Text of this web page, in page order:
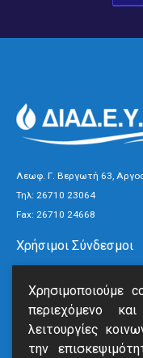
Λεωφ. Γ. Βεργωτή 63,
Τηλ: 26710 23064
Fax: 26710 24668
Χρήσιμοι Σύνδεσμοι
Ανακοινώσεις
Νέα
Επικοινωνία
Χρησιμοποιούμε
περιεχόμενο
λειτουργίες
την